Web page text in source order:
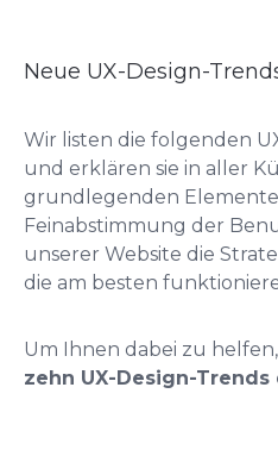
Neue UX-Design-
Wir listen die folgenden
und erklären sie in aller
grundlegenden
Feinabstimmung der
unserer Website die
die am besten
Um Ihnen dabei zu
zehn UX-Design-Trends